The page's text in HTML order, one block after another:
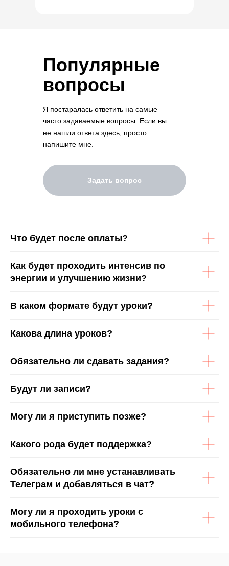
Популярные
вопросы
Я постаралась ответить на самые
часто задаваемые вопросы. Если вы
не нашли ответа здесь, просто
напишите мне.
Задать вопрос
Что будет после оплаты?
Как будет проходить интенсив по
энергии и улучшению жизни?
В каком формате будут уроки?
Какова длина уроков?
Обязательно ли сдавать задания?
Будут ли записи?
Могу ли я приступить позже?
Какого рода будет поддержка?
Обязательно ли мне устанавливать
Телеграм и добавляться в чат?
Могу ли я проходить уроки с
мобильного телефона?